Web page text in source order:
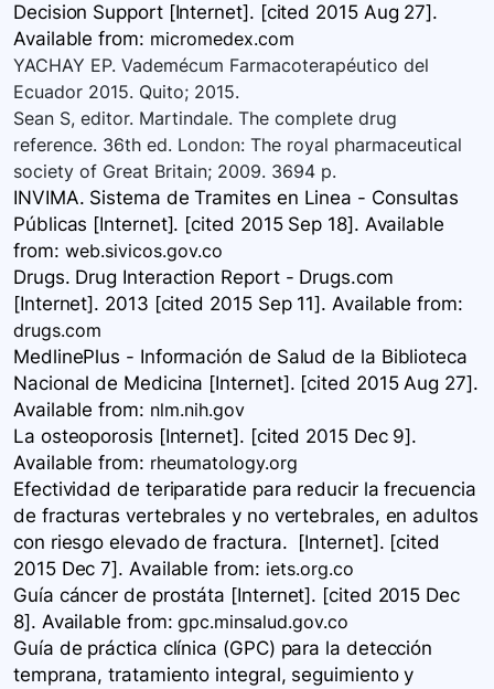
Decision Support [Internet]. [cited 2015 Aug 27].
Available from: micromedex.com
YACHAY EP. Vademécum Farmacoterapéutico del
Ecuador 2015. Quito; 2015.
Sean S, editor. Martindale. The complete drug
reference. 36th ed. London: The royal pharmaceutical
society of Great Britain; 2009. 3694 p.
INVIMA. Sistema de Tramites en Linea - Consultas
Públicas [Internet]. [cited 2015 Sep 18]. Available
from: web.sivicos.gov.co
Drugs. Drug Interaction Report - Drugs.com
[Internet]. 2013 [cited 2015 Sep 11]. Available from:
drugs.com
MedlinePlus - Información de Salud de la Biblioteca
Nacional de Medicina [Internet]. [cited 2015 Aug 27].
Available from: nlm.nih.gov
La osteoporosis [Internet]. [cited 2015 Dec 9].
Available from: rheumatology.org
Efectividad de teriparatide para reducir la frecuencia
de fracturas vertebrales y no vertebrales, en adultos
con riesgo elevado de fractura. [Internet]. [cited
2015 Dec 7]. Available from: iets.org.co
Guía cáncer de prostáta [Internet]. [cited 2015 Dec
8]. Available from:gpc.minsalud.gov.co
Guía de práctica clínica (GPC) para la detección
temprana, tratamiento integral, seguimiento y